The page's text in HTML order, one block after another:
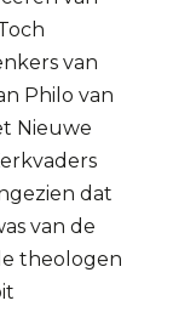
van
Philo van
Nieuwe
dat
van de
theologen